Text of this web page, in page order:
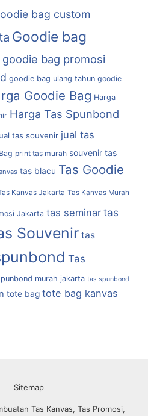
bag custom
Goodie bag
goodie bag promosi
goodie bag ulang tahun goodie
Goodie Bag Harga
Harga Tas Spunbond
tas souvenir jual tas
print tas murah souvenir tas
tas blacu Tas Goodie
Kanvas Jakarta Tas Kanvas Murah
Jakarta tas seminar tas
Souvenir tas
Tas
murah jakarta tas spunbond
tote bag tote bag kanvas
Sitemap
Tas Kanvas, Tas Promosi,